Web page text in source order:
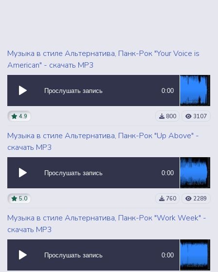
Музыка в стиле Альтернатива, Панк-Рок "Your Voice is
American" - скачать MP3
Прослушать запись 0:00
4.9 800 3107
Музыка в стиле Альтернатива, Панк-Рок "Up Above" -
скачать MP3
Прослушать запись 0:00
5.0 760 2289
Музыка в стиле Альтернатива, Панк-Рок "Work Week" -
скачать MP3
Прослушать запись 0:00